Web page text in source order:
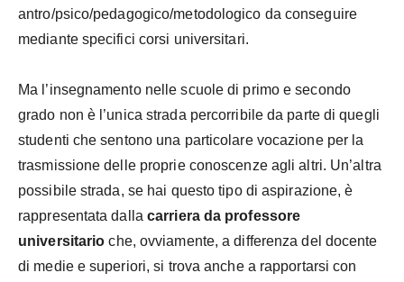
antro/psico/pedagogico/metodologico da conseguire
mediante specifici corsi universitari.
Ma l’insegnamento nelle scuole di primo e secondo
grado non è l’unica strada percorribile da parte di quegli
studenti che sentono una particolare vocazione per la
trasmissione delle proprie conoscenze agli altri. Un’altra
possibile strada, se hai questo tipo di aspirazione, è
rappresentata dalla carriera da professore
universitario che, ovviamente, a differenza del docente
di medie e superiori, si trova anche a rapportarsi con